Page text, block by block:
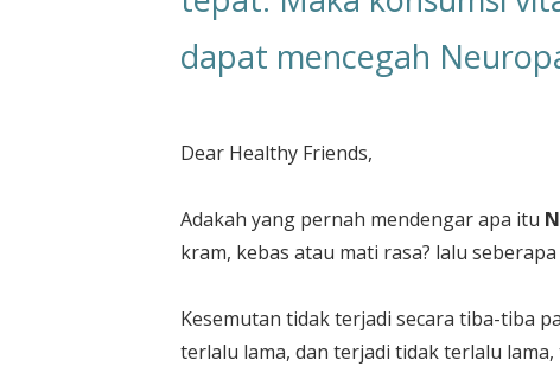
dapat mencegah
Dear Healthy Friends,
Adakah yang pernah mendengar apa itu
kram, kebas atau mati rasa? lalu
Kesemutan tidak terjadi secara tiba-tiba
terlalu lama, dan terjadi tidak terlalu